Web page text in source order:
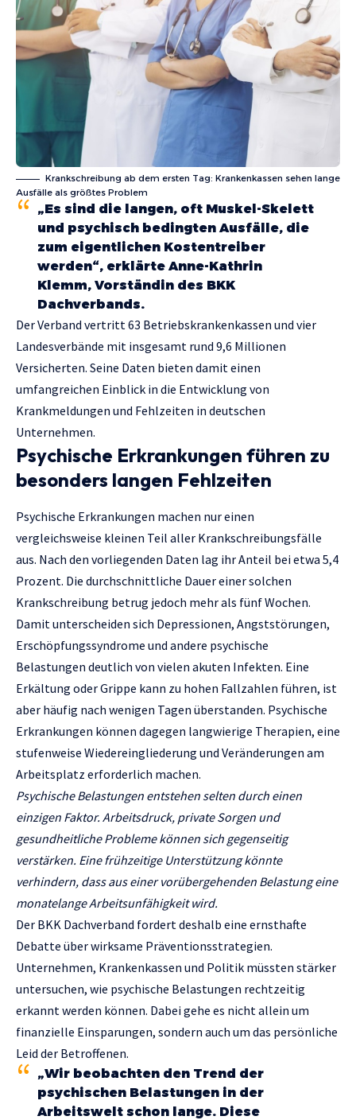
Krankschreibung ab dem ersten Tag: Krankenkassen sehen lange
Ausfälle als größtes Problem
„Es sind die langen, oft Muskel-Skelett
und psychisch bedingten Ausfälle, die
zum eigentlichen Kostentreiber
werden“, erklärte Anne-Kathrin
Klemm, Vorständin des BKK
Dachverbands.
Der Verband vertritt 63 Betriebskrankenkassen und vier
Landesverbände mit insgesamt rund 9,6 Millionen
Versicherten. Seine Daten bieten damit einen
umfangreichen Einblick in die Entwicklung von
Krankmeldungen und Fehlzeiten in deutschen
Unternehmen.
Psychische Erkrankungen führen zu
besonders langen Fehlzeiten
Psychische Erkrankungen machen nur einen
vergleichsweise kleinen Teil aller Krankschreibungsfälle
aus. Nach den vorliegenden Daten lag ihr Anteil bei etwa 5,4
Prozent. Die durchschnittliche Dauer einer solchen
Krankschreibung betrug jedoch mehr als fünf Wochen.
Damit unterscheiden sich Depressionen, Angststörungen,
Erschöpfungssyndrome und andere psychische
Belastungen deutlich von vielen akuten Infekten. Eine
Erkältung oder Grippe kann zu hohen Fallzahlen führen, ist
aber häufig nach wenigen Tagen überstanden. Psychische
Erkrankungen können dagegen langwierige Therapien, eine
stufenweise Wiedereingliederung und Veränderungen am
Arbeitsplatz erforderlich machen.
Psychische Belastungen entstehen selten durch einen
einzigen Faktor. Arbeitsdruck, private Sorgen und
gesundheitliche Probleme können sich gegenseitig
verstärken. Eine frühzeitige Unterstützung könnte
verhindern, dass aus einer vorübergehenden Belastung eine
monatelange Arbeitsunfähigkeit wird.
Der BKK Dachverband fordert deshalb eine ernsthafte
Debatte über wirksame Präventionsstrategien.
Unternehmen, Krankenkassen und Politik müssten stärker
untersuchen, wie psychische Belastungen rechtzeitig
erkannt werden können. Dabei gehe es nicht allein um
finanzielle Einsparungen, sondern auch um das persönliche
Leid der Betroffenen.
„Wir beobachten den Trend der
psychischen Belastungen in der
Arbeitswelt schon lange. Diese